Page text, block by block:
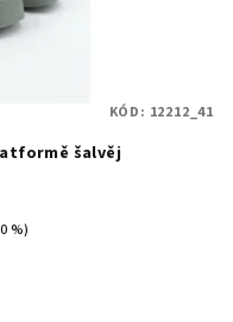
šalvěj
%)
KÓD: 12212_41